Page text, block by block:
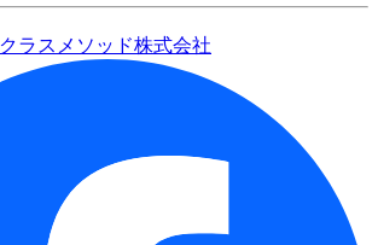
クラスメソッド株式会社